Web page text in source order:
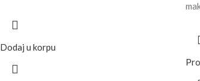
Dodaj u korpu